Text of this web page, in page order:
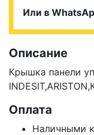
Или в
Описание
Крышка панели
Оплата
Наличными